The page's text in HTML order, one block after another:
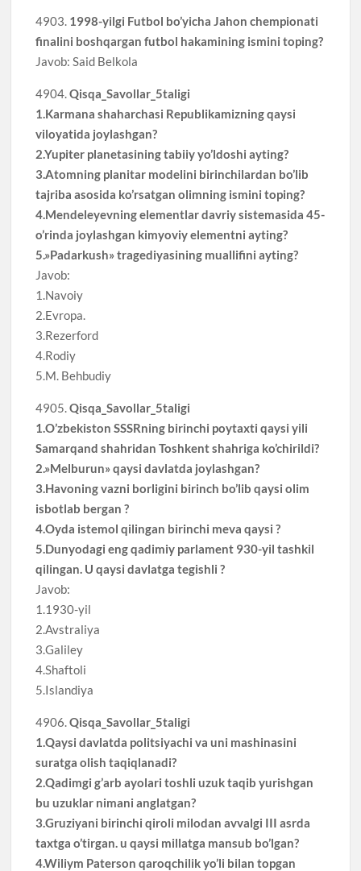
4903. 1998-yilgi Futbol bo’yicha Jahon chempionati
finalini boshqargan futbol hakamining ismini toping?
Javob: Said Belkola
4904.Qisqa_Savollar_5taligi
1.Karmana shaharchasi Republikamizning qaysi
viloyatida joylashgan?
2.Yupiter planetasining tabiiy yo’ldoshi ayting?
3.Atomning planitar modelini birinchilardan bo’lib
tajriba asosida ko’rsatgan olimning ismini toping?
4.Mendeleyevning elementlar davriy sistemasida 45-
o’rinda joylashgan kimyoviy elementni ayting?
5.»Padarkush» tragediyasining muallifini ayting?
Javob:
1.Navoiy
2.Evropa.
3.Rezerford
4.Rodiy
5.M. Behbudiy
4905.Qisqa_Savollar_5taligi
1.O’zbekiston SSSRning birinchi poytaxti qaysi yili
Samarqand shahridan Toshkent shahriga ko’chirildi?
2.»Melburun» qaysi davlatda joylashgan?
3.Havoning vazni borligini birinch bo’lib qaysi olim
isbotlab bergan ?
4.Oyda istemol qilingan birinchi meva qaysi ?
5.Dunyodagi eng qadimiy parlament 930-yil tashkil
qilingan. U qaysi davlatga tegishli ?
Javob:
1.1930-yil
2.Avstraliya
3.Galiley
4.Shaftoli
5.Islandiya
4906.Qisqa_Savollar_5taligi
1.Qaysi davlatda politsiyachi va uni mashinasini
suratga olish taqiqlanadi?
2.Qadimgi g’arb ayolari toshli uzuk taqib yurishgan
bu uzuklar nimani anglatgan?
3.Gruziyani birinchi qiroli milodan avvalgi III asrda
taxtga o’tirgan. u qaysi millatga mansub bo’lgan?
4.Wiliym Paterson qaroqchilik yo’li bilan topgan